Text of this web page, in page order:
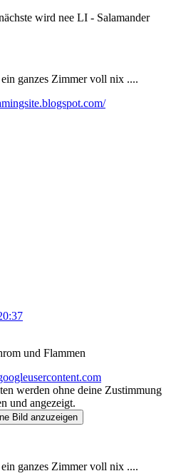
wird nee LI - Salamander
ganzes Zimmer voll nix ....
und Flammen
werden ohne deine Zustimmung
und angezeigt.
Bild anzuzeigen
ganzes Zimmer voll nix ....